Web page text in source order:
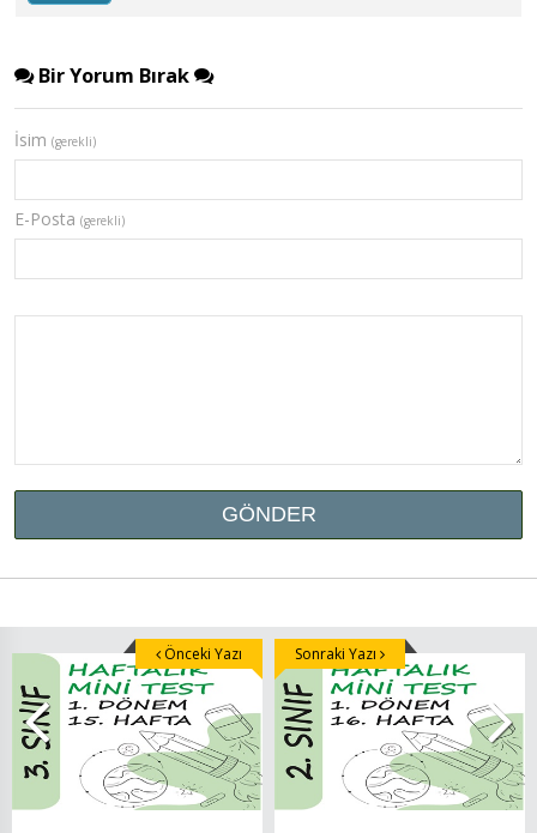
Bir Yorum Bırak
İsim (gerekli)
E-Posta (gerekli)
Önceki Yazı Sonraki Yazı